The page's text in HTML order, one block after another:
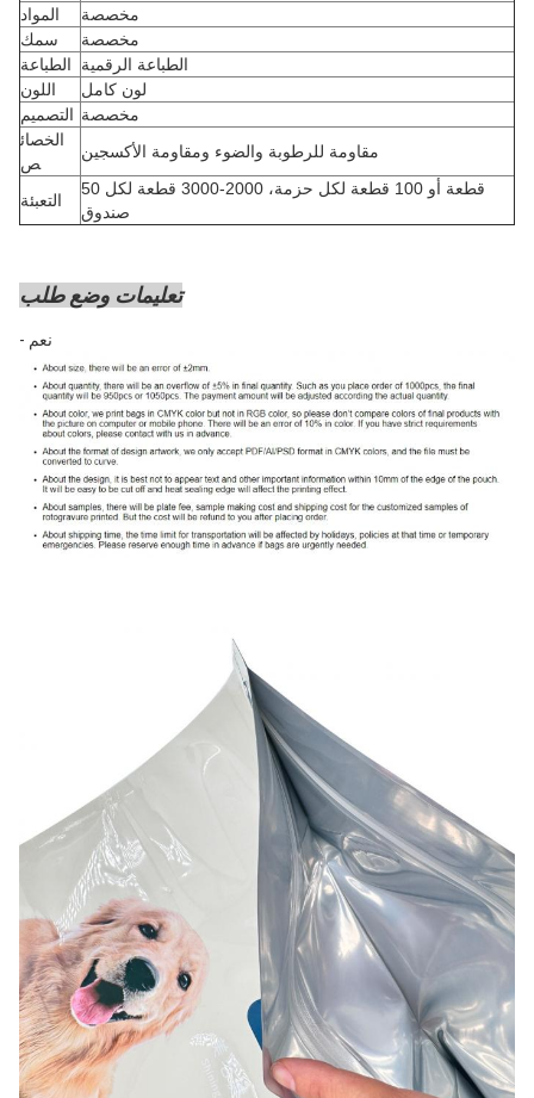
المواد
مخصصة
سمك
مخصصة
الطباعة
الطباعة الرقمية
اللون
لون كامل
التصميم مخصصة
الخصائ
ص
مقاومة للرطوبة والضوء ومقاومة الأكسجين
التعبئة
50 قطعة أو 100 قطعة لكل حزمة، 2000-3000 قطعة لكل
صندوق
تعليمات وضع طلب
- نعم